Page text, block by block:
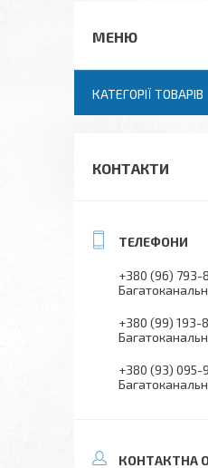
КАТЕГОРІЇ ТОВАРІВ
КОНТАКТИ
+380 (96)
+380 (99) 193-
+380 (93) 095-